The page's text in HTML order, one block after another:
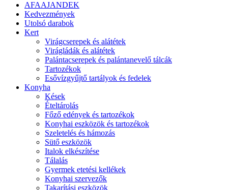
AFAAJANDEK
Kedvezmények
Utolsó darabok
Kert
Virágcserepek és alátétek
Virágládák és alátétek
Palántacserepek és palántanevelő tálcák
Tartozékok
Esővízgyűjtő tartályok és fedelek
Konyha
Kések
Ételtárolás
Főző edények és tartozékok
Konyhai eszközök és tartozékok
Szeletelés és hámozás
Sütő eszközök
Italok elkészítése
Tálalás
Gyermek etetési kellékek
Konyhai szervezők
Takarítási eszközök